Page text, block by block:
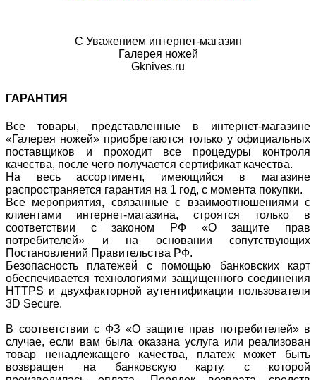
С Уважением интернет-магазин
Галерея ножей
Gknives.ru
ГАРАНТИЯ
Все товары, представленные в интернет-магазине
«Галерея ножей» приобретаются только у официальных
поставщиков и проходит все процедуры контроля
качества, после чего получается сертификат качества.
На весь ассортимент, имеющийся в магазине
распространяется гарантия на 1 год, с момента покупки.
Все мероприятия, связанные с взаимоотношениями с
клиентами интернет-магазина, строятся только в
соответствии с законом РФ «О защите прав
потребителей» и на основании сопутствующих
Постановлений Правительства РФ.
Безопасность платежей с помощью банковских карт
обеспечивается технологиями защищенного соединения
HTTPS и двухфакторной аутентификации пользователя
3D Secure.
В соответствии с ФЗ «О защите прав потребителей» в
случае, если вам была оказана услуга или реализован
товар ненадлежащего качества, платеж может быть
возвращен на банковскую карту, с которой